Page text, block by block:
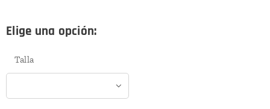
Elige una opción:
Talla